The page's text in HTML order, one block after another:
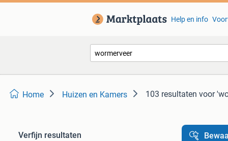
Help en info
Home Huizen en Kamers 103 resultaten voor
Verfijn resultaten